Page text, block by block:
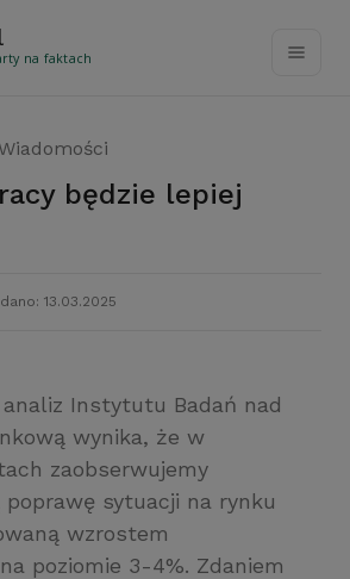
na faktach
Wiadomości
będzie lepiej
13.03.2025
Instytutu Badań nad
wynika, że w
zaobserwujemy
sytuacji na rynku
wzrostem
poziomie 3-4%. Zdaniem